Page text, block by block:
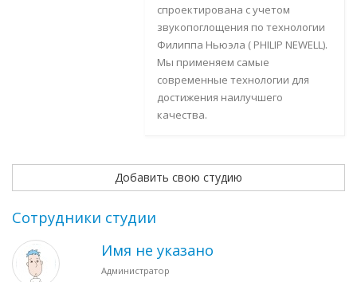
спроектирована с учетом
звукопоглощения по технологии
Филиппа Ньюэла ( PHILIP NEWELL).
Мы применяем самые
современные технологии для
достижения наилучшего
качества.
Добавить свою студию
Сотрудники студии
Имя не указано
Администратор